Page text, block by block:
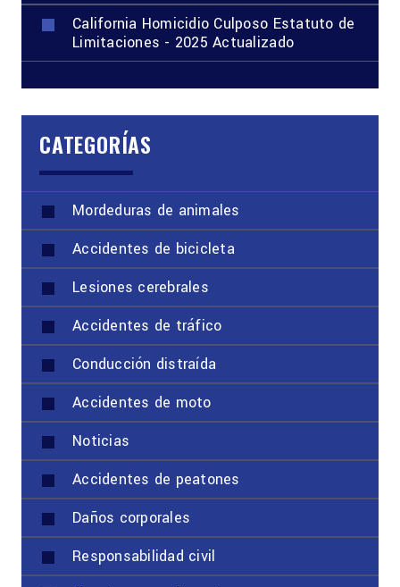
California Homicidio Culposo Estatuto de
Limitaciones - 2025 Actualizado
CATEGORÍAS
Mordeduras de animales
Accidentes de bicicleta
Lesiones cerebrales
Accidentes de tráfico
Conducción distraída
Accidentes de moto
Noticias
Accidentes de peatones
Daños corporales
Responsabilidad civil